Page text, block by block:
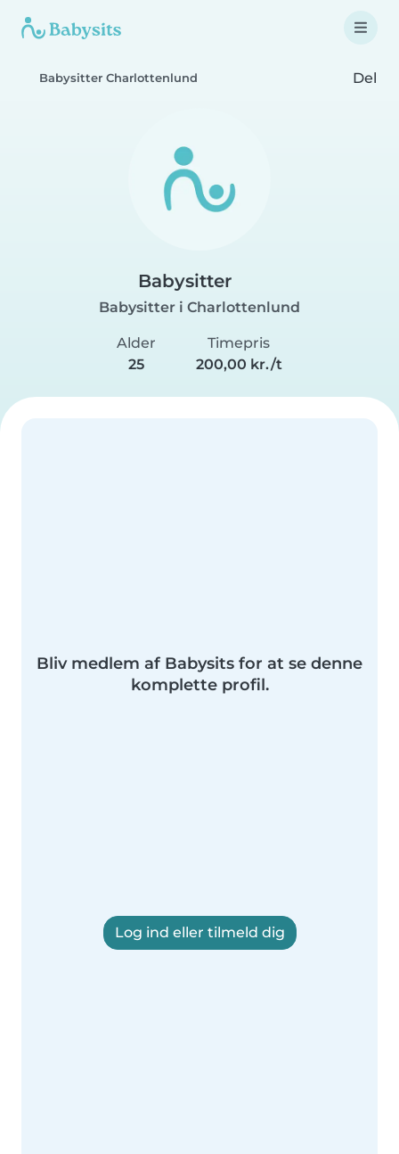
Babysitter Charlottenlund Del
Babysitter
Babysitter i Charlottenlund
Alder
25
Timepris
200,00 kr./t
Bliv medlem af Babysits for at se denne
komplette profil.
Log ind eller tilmeld dig